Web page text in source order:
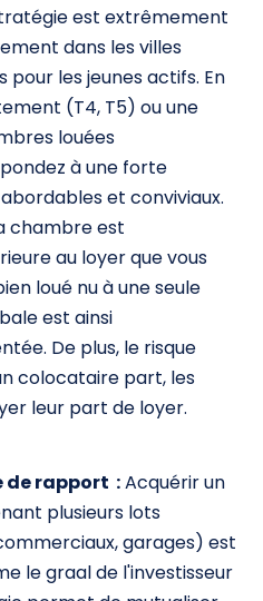
est extrêmement
dans les villes
les jeunes actifs. En
(T4, T5) ou une
louées
à une forte
et conviviaux.
chambre est
au loyer que vous
loué nu à une seule
est ainsi
De plus, le risque
colocataire part, les
leur part de loyer.
de rapport :Acquérir un
plusieurs lots
garages) est
le graal de l'investisseur